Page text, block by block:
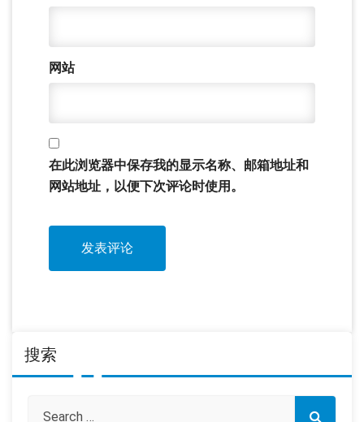
网站
在此浏览器中保存我的显示名称、邮箱地址和
网站地址，以便下次评论时使用。
搜索